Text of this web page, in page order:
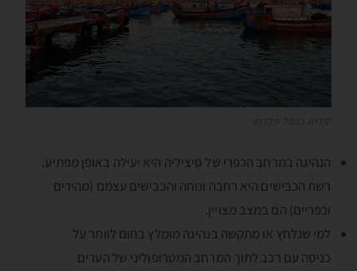
הנהיגה במרחב הכפרי של סיציליה היא יעילה באופן מפתיע.
רשת הכבישים היא רחבה ונוחה והכבישים עצמם (מהירים
וכפריים) הם במצב מצויין.
למי שנלחץ או מתקשה בנהיגה מומלץ בחום לוותר על
כניסה עם רכב לתוך המרחב המטרופוליני של הערים